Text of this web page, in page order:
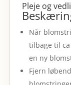
Pleje og
Når
tilbage til
en ny
Fjern